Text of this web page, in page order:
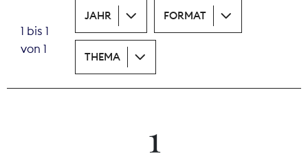
Print
Wächterpreis
1 bis 1
von 1
JAHR FORMAT
THEMA
1